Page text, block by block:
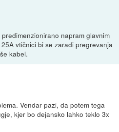
napram glavnim
vtičnici bi se zaradi pregrevanja
kabel.
Vendar pazi, da potem tega
kjer bo dejansko lahko teklo 3x